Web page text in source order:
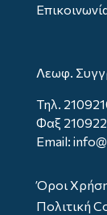
Λεωφ.
Τηλ.
Φαξ
Email:
Όροι
Πολιτική